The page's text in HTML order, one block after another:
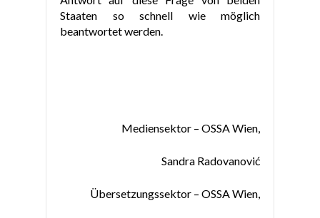
Staaten so schnell wie möglich
beantwortet werden.
Mediensektor – OSSA Wien,
Sandra Radovanović
Übersetzungssektor – OSSA Wien,